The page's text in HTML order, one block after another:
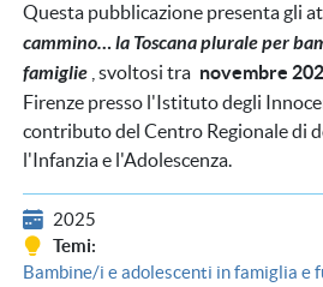
Questa pubblicazione presenta gli
cammino… la Toscana plurale per
famiglie , svoltosi tra novembre
Firenze presso l'Istituto degli
contributo del Centro Regionale di
l'Infanzia e l'Adolescenza.
2025
Temi
Bambine/i e adolescenti in famiglia e